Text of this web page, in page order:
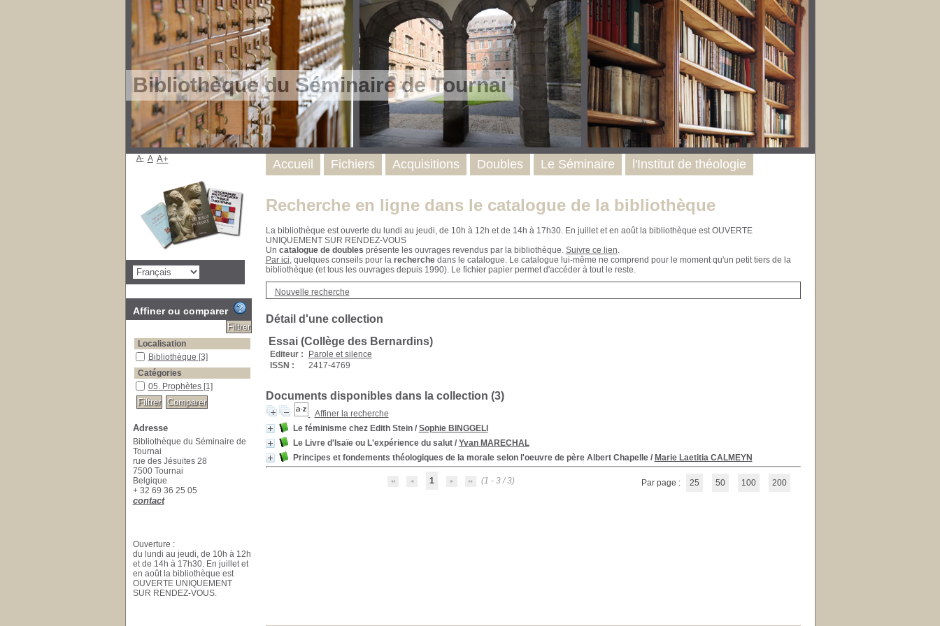
Bibliothèque du Séminaire de Tournai
Recherche en ligne dans le catalogue de la bibliothèque
La bibliothèque est ouverte du lundi au jeudi, de 10h à 12h et de 14h à 17h30. En juillet et en août la bibliothèque est OUVERTE
UNIQUEMENT SUR RENDEZ-VOUS
Un catalogue de doubles présente les ouvrages revendus par la bibliothèque. Suivre ce lien.
Par ici, quelques conseils pour la recherchedans le catalogue. Le catalogue lui-même ne comprend pour le moment qu'un petit tiers de la
bibliothèque (et tous les ouvrages depuis 1990). Le fichier papier permet d'accéder à tout le reste.
Nouvelle recherche
Détail d'une collection
Essai (Collège des Bernardins)
Editeur :
Parole et silence
ISSN :
2417-4769
Documents disponibles dans la collection (3)
Affiner la recherche
Le féminisme chez Edith Stein/ Sophie BINGGELI
Le Livre d'Isaïe ou L'expérience du salut/ Yvan MARECHAL
Principes et fondements théologiques de la morale selon l'oeuvre de père Albert Chapelle/ Marie Laetitia CALMEYN
1 (1 - 3 / 3) Par page : 25 50 100 200
Accueil Fichiers Acquisitions Doubles Le Séminaire l'Institut de théologie
A- A A+
Affiner ou comparer
Localisation
Bibliothèque [3]
Catégories
05. Prophètes [1]
Adresse
Bibliothèque du Séminaire de
Tournai
rue des Jésuites 28
7500 Tournai
Belgique
+ 32 69 36 25 05
contact
Ouverture :
du lundi au jeudi, de 10h à 12h
et de 14h à 17h30. En juillet et
en août la bibliothèque est
OUVERTE UNIQUEMENT
SUR RENDEZ-VOUS.